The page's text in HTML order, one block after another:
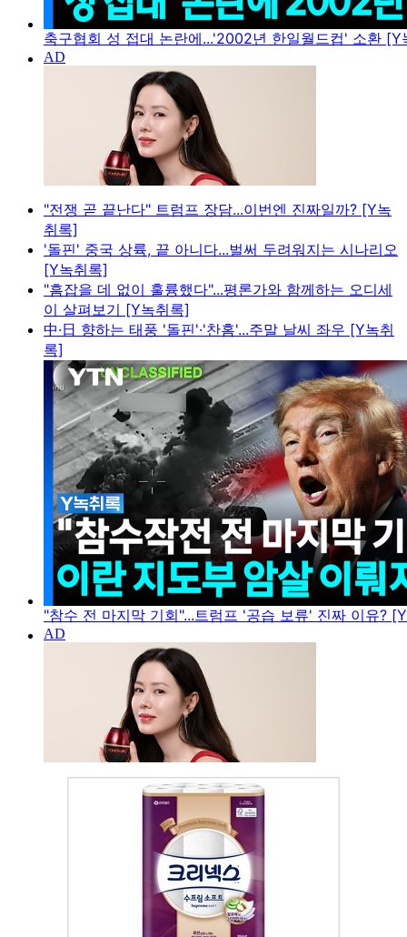
축구협회 성 접대 논란에...'2002년 한일월드컵' 소환 [Y
"전쟁 곧 끝난다" 트럼프 장담...이번엔 진짜일까? [Y녹
취록]
'돌핀' 중국 상륙, 끝 아니다...벌써 두려워지는 시나리오
[Y녹취록]
"흠잡을 데 없이 훌륭했다"...평론가와 함께하는 오디세
이 살펴보기 [Y녹취록]
中·日 향하는 태풍 '돌핀'·'찬홈'...주말 날씨 좌우 [Y녹취
록]
"참수 전 마지막 기회"...트럼프 '공습 보류' 진짜 이유?